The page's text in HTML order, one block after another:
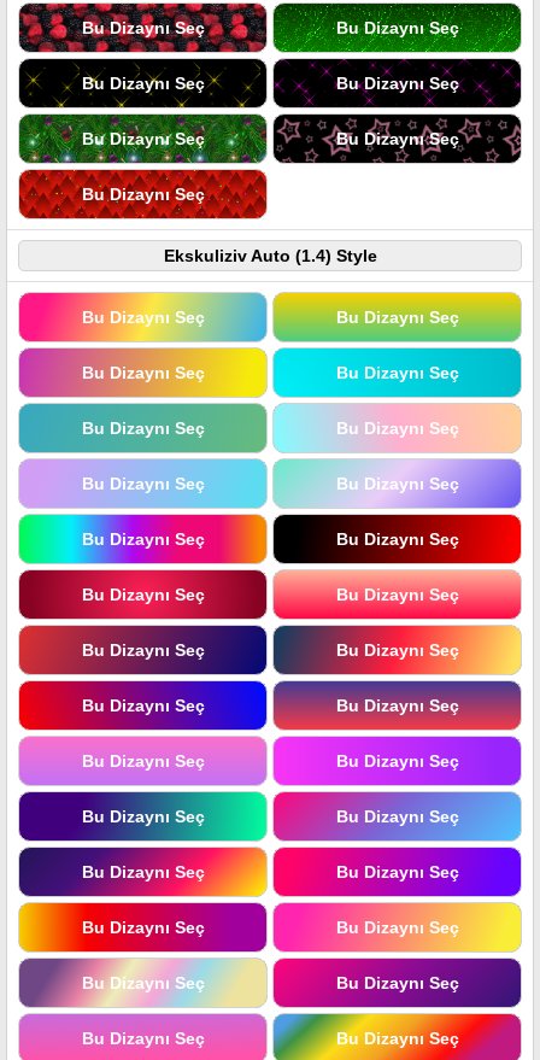
Bu Dizaynı Seç Bu Dizaynı Seç
Bu Dizaynı Seç Bu Dizaynı Seç
Bu Dizaynı Seç Bu Dizaynı Seç
Bu Dizaynı Seç
Ekskuliziv Auto (1.4) Style
Bu Dizaynı Seç Bu Dizaynı Seç
Bu Dizaynı Seç Bu Dizaynı Seç
Bu Dizaynı Seç Bu Dizaynı Seç
Bu Dizaynı Seç Bu Dizaynı Seç
Bu Dizaynı Seç Bu Dizaynı Seç
Bu Dizaynı Seç Bu Dizaynı Seç
Bu Dizaynı Seç Bu Dizaynı Seç
Bu Dizaynı Seç Bu Dizaynı Seç
Bu Dizaynı Seç Bu Dizaynı Seç
Bu Dizaynı Seç Bu Dizaynı Seç
Bu Dizaynı Seç Bu Dizaynı Seç
Bu Dizaynı Seç Bu Dizaynı Seç
Bu Dizaynı Seç Bu Dizaynı Seç
Bu Dizaynı Seç Bu Dizaynı Seç